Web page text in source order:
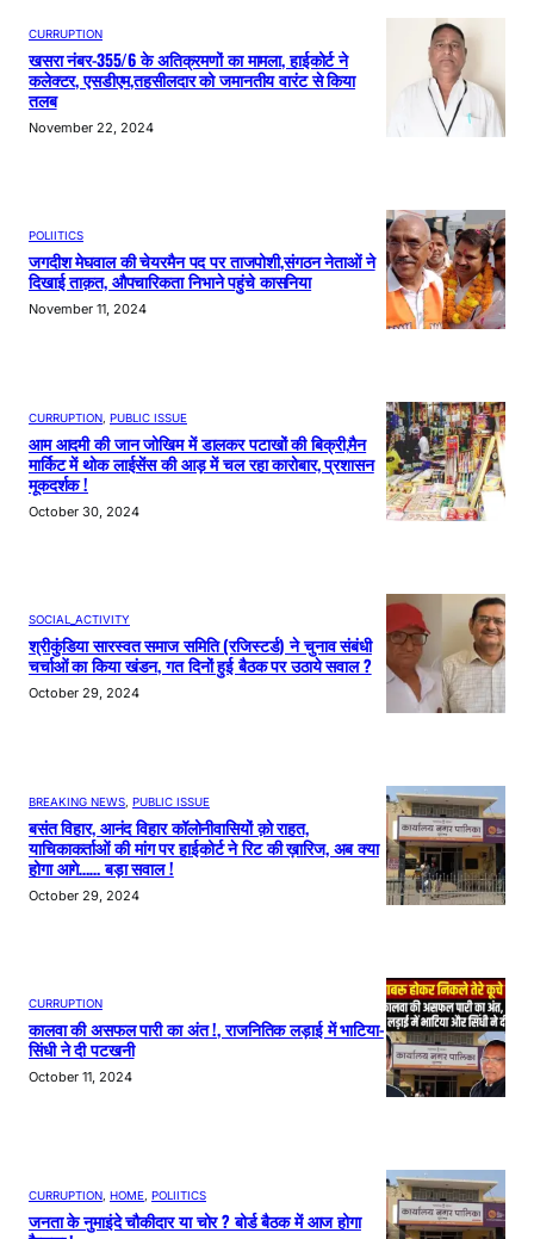
CURRUPTION
खसरा नंबर-355/6 के अतिक्रमणों का मामला, हाईकोर्ट ने
कलेक्टर, एसडीएम,तहसीलदार को जमानतीय वारंट से किया
तलब
November 22, 2024
POLIITICS
जगदीश मेघवाल की चेयरमैन पद पर ताजपोशी,संगठन नेताओं ने
दिखाई ताक़त, औपचारिकता निभाने पहुंचे कासनिया
November 11, 2024
CURRUPTION PUBLIC ISSUE
आम आदमी की जान जोखिम में डालकर पटाखों की बिक्री,मैन
मार्किट में थोक लाईसेंस की आड़ में चल रहा कारोबार, प्रशासन
मूकदर्शक !
October 30, 2024
SOCIAL_ACTIVITY
श्रीकुंडिया सारस्वत समाज समिति (रजिस्टर्ड) ने चुनाव संबंधी
चर्चाओं का किया खंडन, गत दिनों हुई बैठक पर उठाये सवाल ?
October 29, 2024
BREAKING NEWS PUBLIC ISSUE
बसंत विहार, आनंद विहार कॉलोनीवासियों क़ो राहत,
याचिकाकर्ताओं की मांग पर हाईकोर्ट ने रिट की ख़ारिज, अब क्या
होगा आगे…… बड़ा सवाल !
October 29, 2024
CURRUPTION
कालवा की असफल पारी का अंत !, राजनितिक लड़ाई में भाटिया-
सिंधी ने दी पटखनी
October 11, 2024
CURRUPTION HOME POLIITICS
जनता के नुमाइंदे चौकीदार या चोर ? बोर्ड बैठक में आज होगा